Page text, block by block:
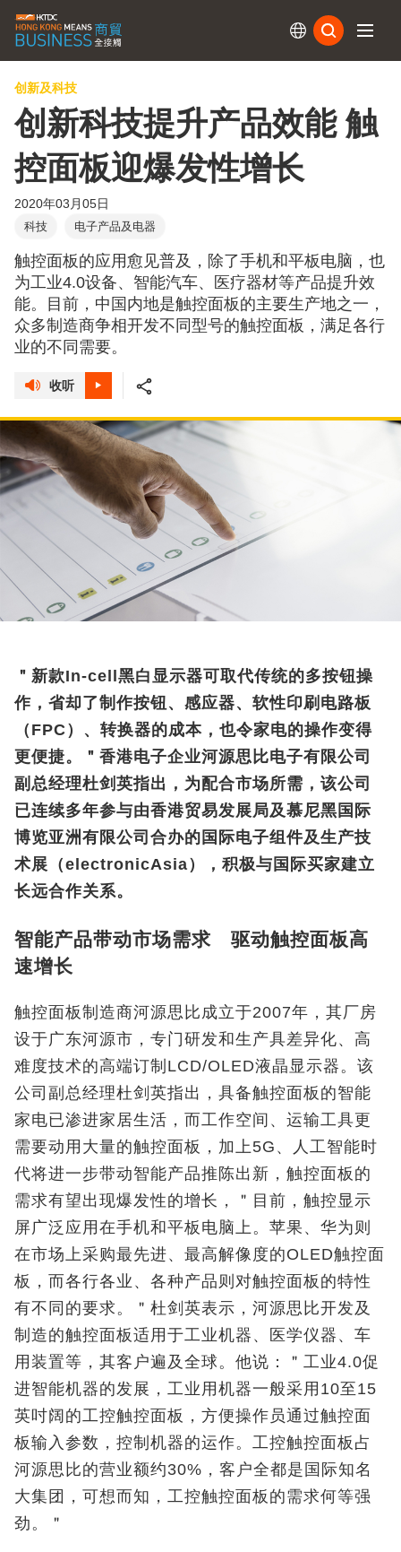
创新及科技
创新科技提升产品效能 触
控面板迎爆发性增长
2020年03月05日
科技 电子产品及电器
触控面板的应用愈见普及，除了手机和平板电脑，也
为工业4.0设备、智能汽车、医疗器材等产品提升效
能。目前，中国内地是触控面板的主要生产地之一，
众多制造商争相开发不同型号的触控面板，满足各行
业的不同需要。
收听
＂新款In-cell黑白显示器可取代传统的多按钮操
作，省却了制作按钮、感应器、软性印刷电路板
（FPC）、转换器的成本，也令家电的操作变得
更便捷。＂香港电子企业河源思比电子有限公司
副总经理杜剑英指出，为配合市场所需，该公司
已连续多年参与由香港贸易发展局及慕尼黑国际
博览亚洲有限公司合办的国际电子组件及生产技
术展（electronicAsia），积极与国际买家建立
长远合作关系。
智能产品带动市场需求 驱动触控面板高
速增长
触控面板制造商河源思比成立于2007年，其厂房
设于广东河源市，专门研发和生产具差异化、高
难度技术的高端订制LCD/OLED液晶显示器。该
公司副总经理杜剑英指出，具备触控面板的智能
家电已渗进家居生活，而工作空间、运输工具更
需要动用大量的触控面板，加上5G、人工智能时
代将进一步带动智能产品推陈出新，触控面板的
需求有望出现爆发性的增长，＂目前，触控显示
屏广泛应用在手机和平板电脑上。苹果、华为则
在市场上采购最先进、最高解像度的OLED触控面
板，而各行各业、各种产品则对触控面板的特性
有不同的要求。＂杜剑英表示，河源思比开发及
制造的触控面板适用于工业机器、医学仪器、车
用装置等，其客户遍及全球。他说：＂工业4.0促
进智能机器的发展，工业用机器一般采用10至15
英吋阔的工控触控面板，方便操作员通过触控面
板输入参数，控制机器的运作。工控触控面板占
河源思比的营业额约30%，客户全都是国际知名
大集团，可想而知，工控触控面板的需求何等强
劲。＂